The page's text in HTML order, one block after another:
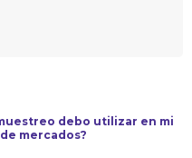
debo utilizar en mi
mercados?